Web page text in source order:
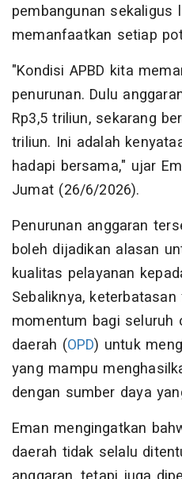
pembangunan sekaligus
memanfaatkan setiap
"Kondisi APBD kita
penurunan. Dulu
Rp3,5 triliun, sekarang
triliun. Ini adalah
hadapi bersama," ujar
Jumat (26/6/2026).
Penurunan anggaran
boleh dijadikan alasan
kualitas pelayanan
Sebaliknya,
momentum bagi seluruh
daerah (OPD) untuk
yang mampu
dengan sumber daya
Eman mengingatkan
daerah tidak selalu